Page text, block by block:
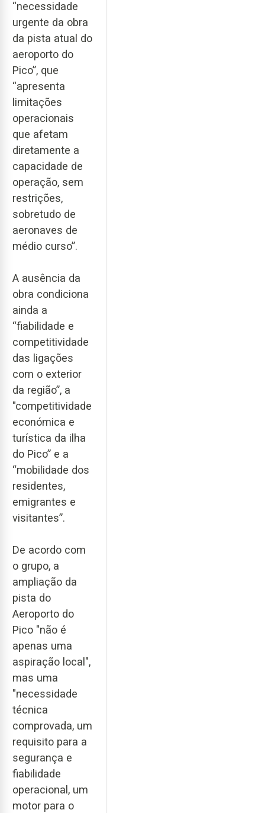
“necessidade
urgente da obra
da pista atual do
aeroporto do
Pico”, que
“apresenta
limitações
operacionais
que afetam
diretamente a
capacidade de
operação, sem
restrições,
sobretudo de
aeronaves de
médio curso”.
A ausência da
obra condiciona
ainda a
“fiabilidade e
competitividade
das ligações
com o exterior
da região”, a
"competitividade
económica e
turística da ilha
do Pico” e a
“mobilidade dos
residentes,
emigrantes e
visitantes”.
De acordo com
o grupo, a
ampliação da
pista do
Aeroporto do
Pico "não é
apenas uma
aspiração local",
mas uma
"necessidade
técnica
comprovada, um
requisito para a
segurança e
fiabilidade
operacional, um
motor para o